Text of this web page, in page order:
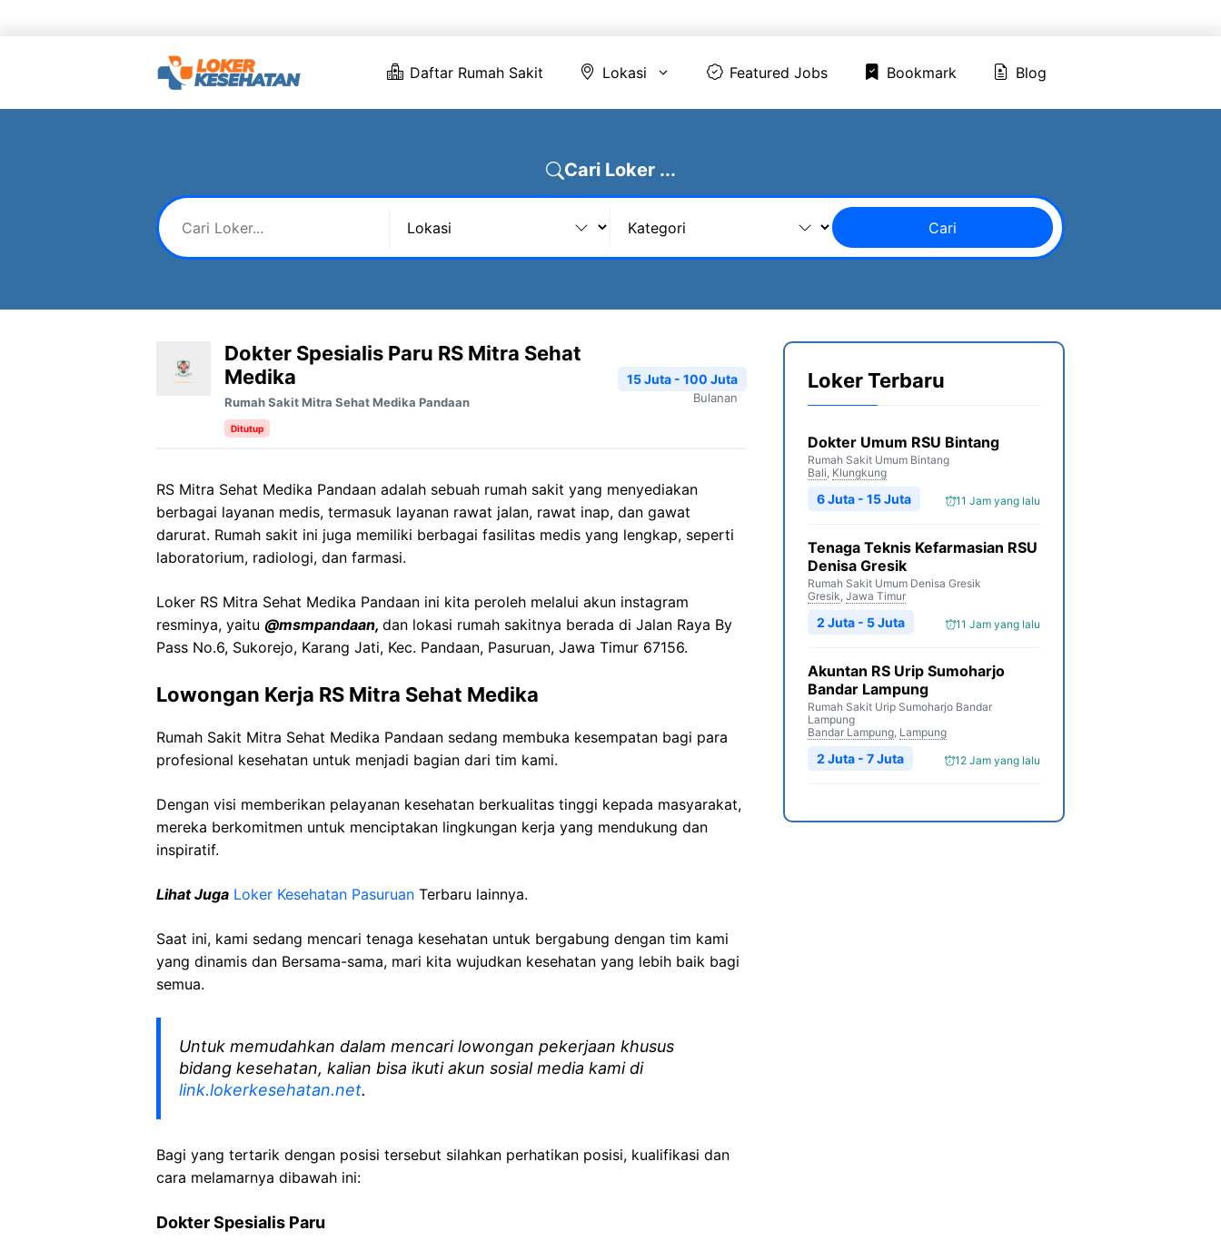
Daftar Rumah Sakit Lokasi Featured Jobs Bookmark Blog
Cari Loker ...
Cari
Dokter Spesialis Paru RS Mitra Sehat
Medika
Rumah Sakit Mitra Sehat Medika Pandaan
Ditutup
15 Juta - 100 Juta
Bulanan
RS Mitra Sehat Medika Pandaan adalah sebuah rumah sakit yang menyediakan
berbagai layanan medis, termasuk layanan rawat jalan, rawat inap, dan gawat
darurat. Rumah sakit ini juga memiliki berbagai fasilitas medis yang lengkap, seperti
laboratorium, radiologi, dan farmasi.
Loker RS Mitra Sehat Medika Pandaan ini kita peroleh melalui akun instagram
resminya, yaitu @msmpandaan, dan lokasi rumah sakitnya berada di Jalan Raya By
Pass No.6, Sukorejo, Karang Jati, Kec. Pandaan, Pasuruan, Jawa Timur 67156.
Lowongan Kerja RS Mitra Sehat Medika
Rumah Sakit Mitra Sehat Medika Pandaan sedang membuka kesempatan bagi para
profesional kesehatan untuk menjadi bagian dari tim kami.
Dengan visi memberikan pelayanan kesehatan berkualitas tinggi kepada masyarakat,
mereka berkomitmen untuk menciptakan lingkungan kerja yang mendukung dan
inspiratif.
Lihat Juga Loker Kesehatan Pasuruan Terbaru lainnya.
Saat ini, kami sedang mencari tenaga kesehatan untuk bergabung dengan tim kami
yang dinamis dan Bersama-sama, mari kita wujudkan kesehatan yang lebih baik bagi
semua.
Untuk memudahkan dalam mencari lowongan pekerjaan khusus
bidang kesehatan, kalian bisa ikuti akun sosial media kami di
link.lokerkesehatan.net.
Bagi yang tertarik dengan posisi tersebut silahkan perhatikan posisi, kualifikasi dan
cara melamarnya dibawah ini:
Dokter Spesialis Paru
Loker Terbaru
Dokter Umum RSU Bintang
Rumah Sakit Umum Bintang
Bali, Klungkung
11 Jam yang lalu
6 Juta - 15 Juta
Tenaga Teknis Kefarmasian RSU
Denisa Gresik
Rumah Sakit Umum Denisa Gresik
Gresik, Jawa Timur
11 Jam yang lalu
2 Juta - 5 Juta
Akuntan RS Urip Sumoharjo
Bandar Lampung
Rumah Sakit Urip Sumoharjo Bandar
Lampung
Bandar Lampung, Lampung
12 Jam yang lalu
2 Juta - 7 Juta